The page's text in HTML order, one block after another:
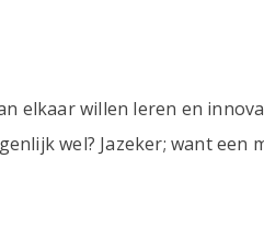
elkaar willen leren en
wel? Jazeker; want